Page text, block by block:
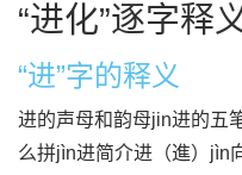
“进化”逐字释
“进”字的释义
进的声母和韵母jin进的五
么拼jìn进简介进（進）jìn